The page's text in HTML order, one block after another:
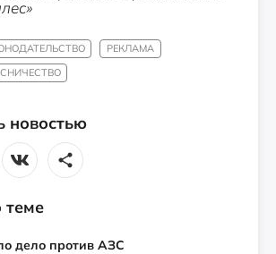
РЕКЛАМА
новостью
теме
дело против АЗС